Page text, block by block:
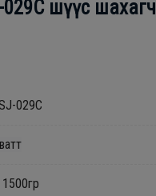
029C шүүс шахагч
029C